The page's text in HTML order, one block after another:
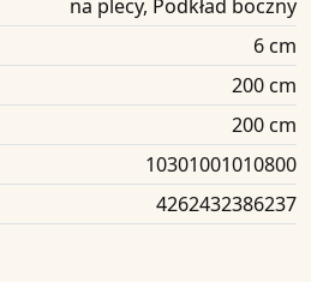
na plecy, Podkład boczny
6 cm
200 cm
200 cm
10301001010800
4262432386237